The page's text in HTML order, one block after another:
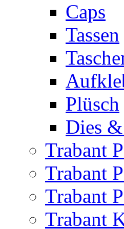
Caps
Tassen
Plüsch
Dies
Trabant
Trabant
Trabant
Trabant